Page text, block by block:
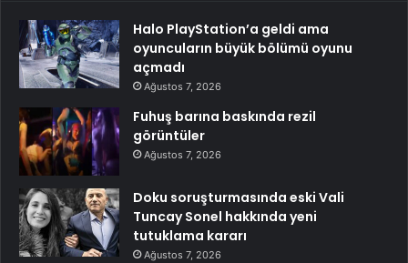
Halo PlayStation’a geldi ama
oyuncuların büyük bölümü oyunu
açmadı
Ağustos 7, 2026
Fuhuş barına baskında rezil
görüntüler
Ağustos 7, 2026
Doku soruşturmasında eski Vali
Tuncay Sonel hakkında yeni
tutuklama kararı
Ağustos 7, 2026